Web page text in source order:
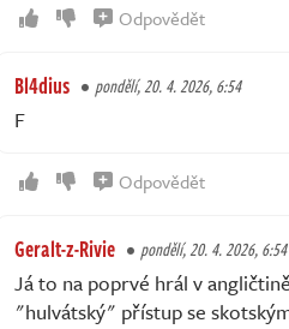
Odpovědět
Bl4dius pondělí, 20. 4. 2026, 6:54
F
Odpovědět
Geralt-z-Rivie pondělí, 20. 4. 2026, 6:54
Já to na poprvé hrál v
"hulvátský" přístup se